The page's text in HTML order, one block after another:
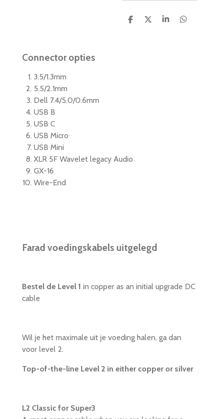
D
D
S
D
Connector opties
3.5/1.3mm
5.5/2.1mm
Dell 7.4/5.0/0.6mm
USB B
USB C
USB Micro
USB Mini
XLR 5F Wavelet legacy Audio
GX-16
Wire-End
Farad voedingskabels uitgelegd
Bestel de Level 1 in copper as an initial upgrade DC
cable
Wil je het maximale uit je voeding halen, ga dan
voor level 2.
Top-of-the-line Level 2 in either copper or silver
L2 Classic for Super3